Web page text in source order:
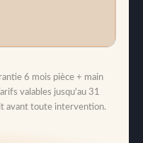
6 mois pièce + main
valables jusqu'au 31
avant toute intervention.